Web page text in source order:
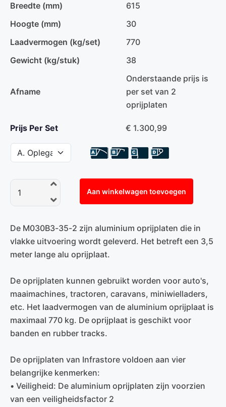
Breedte (mm)
615
Hoogte (mm)
30
Laadvermogen (kg/set)
770
Gewicht (kg/stuk)
38
Afname
Onderstaande prijs is
per set van 2
oprijplaten
Prijs Per Set € 1.300,99
Aan winkelwagen toevoegen
De M030B3-35-2 zijn aluminium oprijplaten die in
vlakke uitvoering wordt geleverd. Het betreft een 3,5
meter lange alu oprijplaat.
De oprijplaten kunnen gebruikt worden voor auto's,
maaimachines, tractoren, caravans, miniwielladers,
etc. Het laadvermogen van de aluminium oprijplaat is
maximaal 770 kg. De oprijplaat is geschikt voor
banden en rubber tracks.
De oprijplaten van Infrastore voldoen aan vier
belangrijke kenmerken:
• Veiligheid: De aluminium oprijplaten zijn voorzien
van een veiligheidsfactor 2